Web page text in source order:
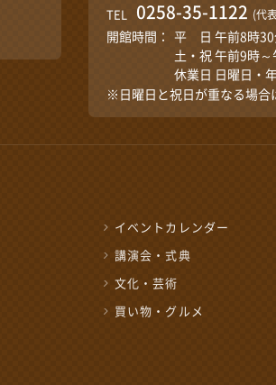
TEL 0258-35-1122 (代
開館時間：
平 日 午前8時30
土・祝 午前9時～
休業日 日曜日・
※日曜日と祝日が重なる場合
イベントカレンダー
講演会・式典
文化・芸術
買い物・グルメ
施設の予約やお問い合わせ窓口
NPO 法人ながおか未来創造ネ